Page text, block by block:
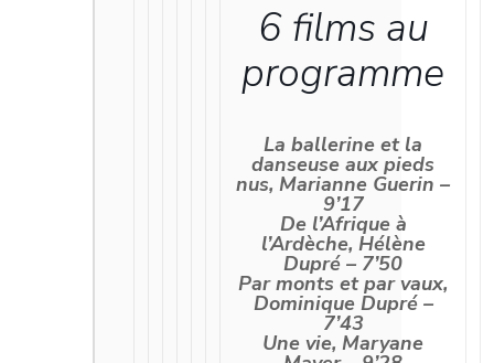
6 films au
programme
La ballerine et la
danseuse aux pieds
nus, Marianne Guerin –
9’17
De l’Afrique à
l’Ardèche, Hélène
Dupré – 7’50
Par monts et par vaux,
Dominique Dupré –
7’43
Une vie, Maryane